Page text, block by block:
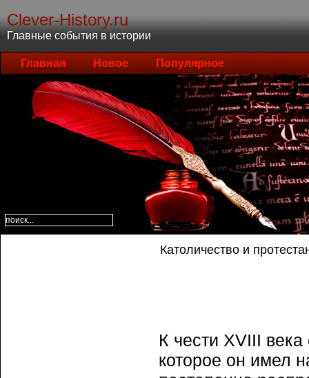
Clever-History.ru
Главные события в истории
Главная Новое Популярное
Католичество и
К чести XVIII века
которое он имел